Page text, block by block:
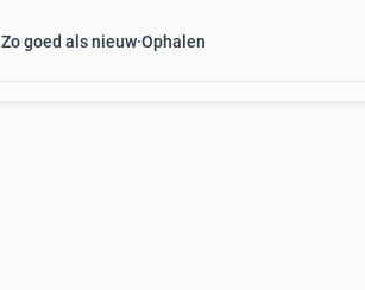
Zo goed als nieuw Ophalen